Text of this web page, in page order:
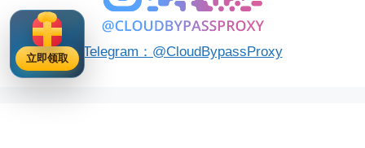
Telegram：@CloudBypassProxy
立即领取